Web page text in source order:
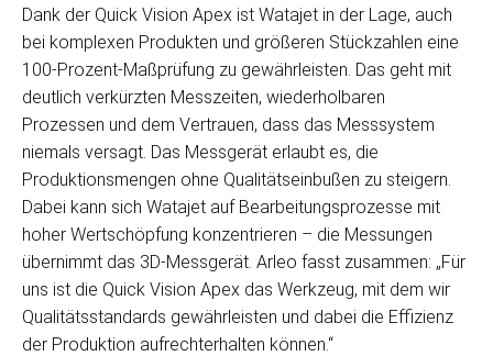
Dank der Quick Vision Apex ist Watajet in der Lage, auch
bei komplexen Produkten und größeren Stückzahlen eine
100-Prozent-Maßprüfung zu gewährleisten. Das geht mit
deutlich verkürzten Messzeiten, wiederholbaren
Prozessen und dem Vertrauen, dass das Messsystem
niemals versagt. Das Messgerät erlaubt es, die
Produktionsmengen ohne Qualitätseinbußen zu steigern.
Dabei kann sich Watajet auf Bearbeitungsprozesse mit
hoher Wertschöpfung konzentrieren – die Messungen
übernimmt das 3D-Messgerät. Arleo fasst zusammen: „Für
uns ist die Quick Vision Apex das Werkzeug, mit dem wir
Qualitätsstandards gewährleisten und dabei die Effizienz
der Produktion aufrechterhalten können.“